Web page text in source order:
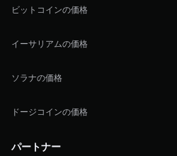
ビットコインの価格
イーサリアムの価格
ソラナの価格
ドージコインの価格
パートナー